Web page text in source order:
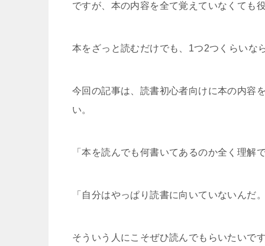
ですが、本の内容を全て覚えていなくても
本をざっと読むだけでも、1つ2つくらいな
今回の記事は、読書初心者向けに本の内容
い。
「本を読んでも何書いてあるのか全く理解
「自分はやっぱり読書に向いていないんだ
そういう人にこそぜひ読んでもらいたいで